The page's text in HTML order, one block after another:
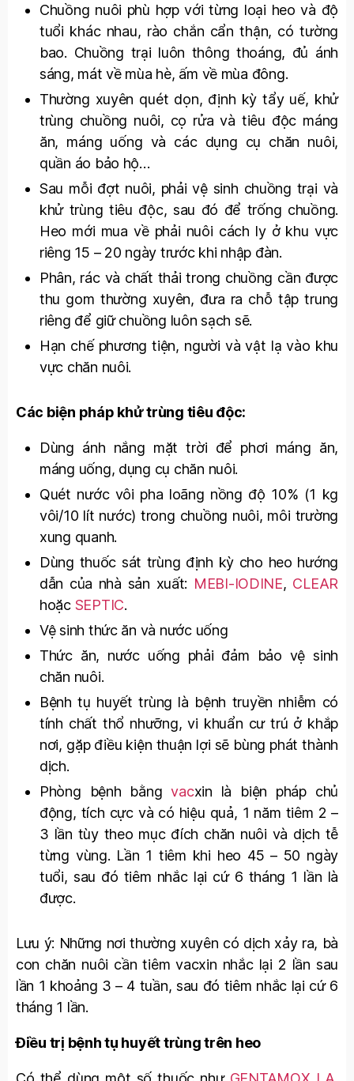
Chuồng nuôi phù hợp với từng loại heo và độ
tuổi khác nhau, rào chắn cẩn thận, có tường
bao. Chuồng trại luôn thông thoáng, đủ ánh
sáng, mát về mùa hè, ấm về mùa đông.
Thường xuyên quét dọn, định kỳ tẩy uế, khử
trùng chuồng nuôi, cọ rửa và tiêu độc máng
ăn, máng uống và các dụng cụ chăn nuôi,
quần áo bảo hộ…
Sau mỗi đợt nuôi, phải vệ sinh chuồng trại và
khử trùng tiêu độc, sau đó để trống chuồng.
Heo mới mua về phải nuôi cách ly ở khu vực
riêng 15 – 20 ngày trước khi nhập đàn.
Phân, rác và chất thải trong chuồng cần được
thu gom thường xuyên, đưa ra chỗ tập trung
riêng để giữ chuồng luôn sạch sẽ.
Hạn chế phương tiện, người và vật lạ vào khu
vực chăn nuôi.
Các biện pháp khử trùng tiêu độc:
Dùng ánh nắng mặt trời để phơi máng ăn,
máng uống, dụng cụ chăn nuôi.
Quét nước vôi pha loãng nồng độ 10% (1 kg
vôi/10 lít nước) trong chuồng nuôi, môi trường
xung quanh.
Dùng thuốc sát trùng định kỳ cho heo hướng
dẫn của nhà sản xuất: MEBI-IODINE, CLEAR
hoặc SEPTIC.
Vệ sinh thức ăn và nước uống
Thức ăn, nước uống phải đảm bảo vệ sinh
chăn nuôi.
Bệnh tụ huyết trùng là bệnh truyền nhiễm có
tính chất thổ nhưỡng, vi khuẩn cư trú ở khắp
nơi, gặp điều kiện thuận lợi sẽ bùng phát thành
dịch.
Phòng bệnh bằngvacxin là biện pháp chủ
động, tích cực và có hiệu quả, 1 năm tiêm 2 –
3 lần tùy theo mục đích chăn nuôi và dịch tễ
từng vùng. Lần 1 tiêm khi heo 45 – 50 ngày
tuổi, sau đó tiêm nhắc lại cứ 6 tháng 1 lần là
được.
Lưu ý: Những nơi thường xuyên có dịch xảy ra, bà
con chăn nuôi cần tiêm vacxin nhắc lại 2 lần sau
lần 1 khoảng 3 – 4 tuần, sau đó tiêm nhắc lại cứ 6
tháng 1 lần.
Điều trị bệnh tụ huyết trùng trên heo